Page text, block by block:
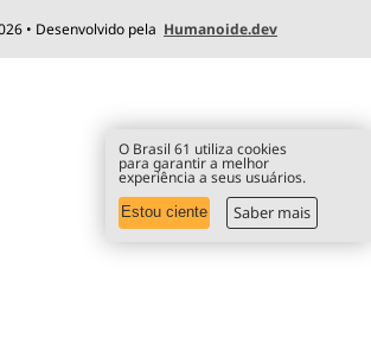
• Desenvolvido pela Humanoide.dev
O Brasil 61 utiliza cookies
para garantir a melhor
experiência a seus usuários.
Estou ciente Saber mais